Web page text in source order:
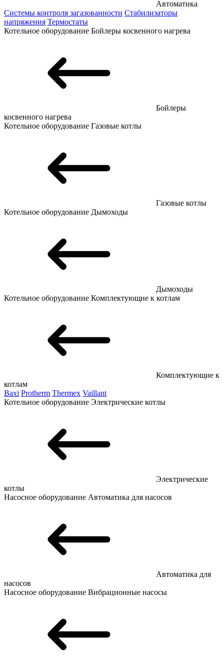
Автоматика
Системы контроля загазованности Стабилизаторы
напряжения Термостаты
Котельное оборудование Бойлеры косвенного нагрева
Бойлеры
косвенного нагрева
Котельное оборудование Газовые котлы
Газовые котлы
Котельное оборудование Дымоходы
Дымоходы
Котельное оборудование Комплектующие к котлам
Комплектующие к
котлам
Baxi Protherm Thermex Vaillant
Котельное оборудование Электрические котлы
Электрические
котлы
Насосное оборудование Автоматика для насосов
Автоматика для
насосов
Насосное оборудование Вибрационные насосы